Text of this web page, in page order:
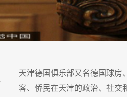
天津德国俱乐部又名德国球房
客、侨民在天津的政治、社交